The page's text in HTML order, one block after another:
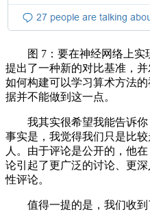
图 7：要在神经网络上实
提出了一种新的对比基准，
如何构建可以学习算术方法
据并不能做到这一点。
我其实很希望我能告诉你
事实是，我觉得我们只是比
人。由于评论是公开的，他
论引起了更广泛的讨论、更
性评论。
值得一提的是，我们收到